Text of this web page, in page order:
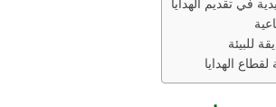
في تقديم الهدايا
للبيئة
لقطاع الهدايا